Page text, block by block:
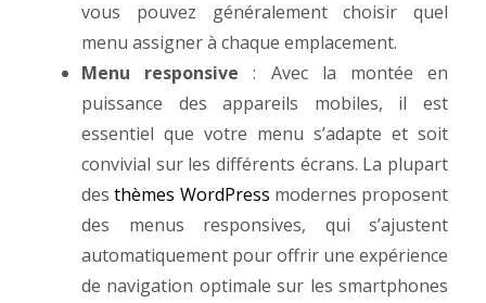
vous pouvez généralement choisir quel
menu assigner à chaque emplacement.
Menu responsive : Avec la montée en
puissance des appareils mobiles, il est
essentiel que votre menu s’adapte et soit
convivial sur les différents écrans. La plupart
desthèmes WordPress modernes proposent
des menus responsives, qui s’ajustent
automatiquement pour offrir une expérience
de navigation optimale sur les smartphones